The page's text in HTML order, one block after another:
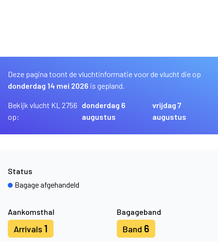
Deze pagina toont de vluchtinformatie voor de vlucht die op
donderdag 14 mei 2026 is gepland.
Bekijk vlucht KL 2756
op:
donderdag 6
augustus
vrijdag 7
augustus
Aankomsthal
Arrivals 1
Bagageband
Band 6
Status
Bagage afgehandeld